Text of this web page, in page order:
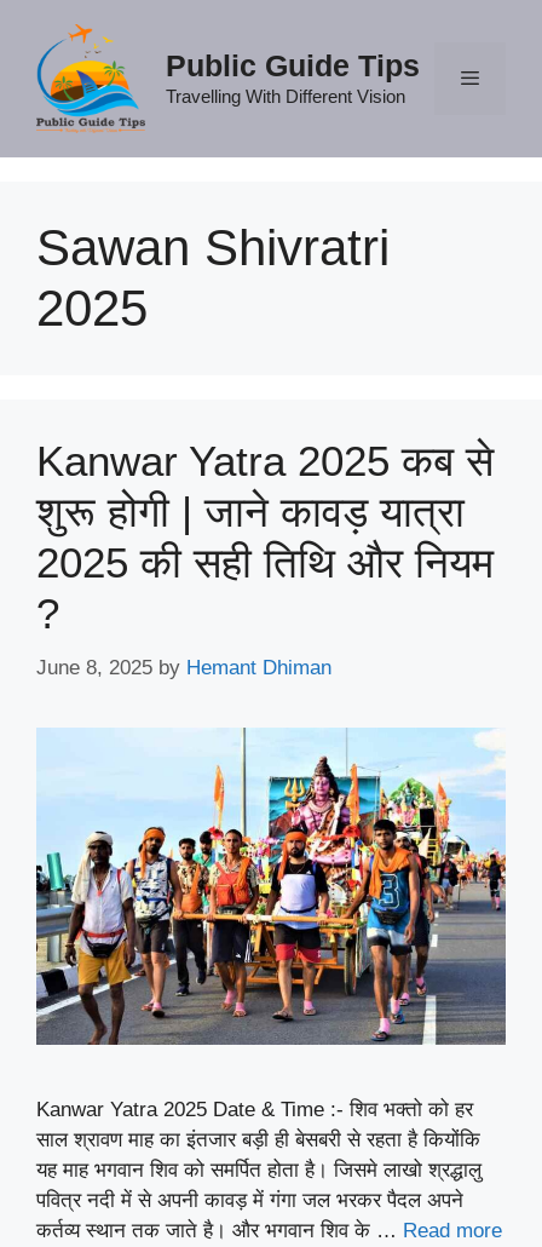
content
Public Guide Tips
Travelling With Different Vision
Sawan Shivratri
2025
Kanwar Yatra 2025 कब से
शुरू होगी | जाने कावड़ यात्रा
2025 की सही तिथि और नियम
?
June 8, 2025 by Hemant Dhiman
Kanwar Yatra 2025 Date & Time :- शिव भक्तो को हर
साल श्रावण माह का इंतजार बड़ी ही बेसबरी से रहता है कियोंकि
यह माह भगवान शिव को समर्पित होता है। जिसमे लाखो श्रद्धालु
पवित्र नदी में से अपनी कावड़ में गंगा जल भरकर पैदल अपने
कर्तव्य स्थान तक जाते है। और भगवान शिव के … Read more